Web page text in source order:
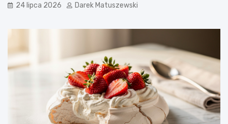
24 lipca 2026 Darek Matuszewski